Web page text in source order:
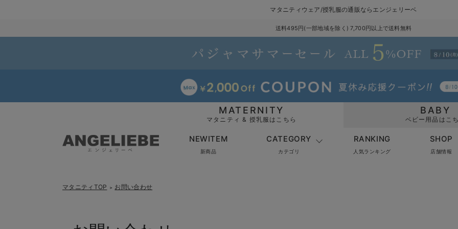
マタニティウェア/授乳服の通販ならエンジェリーベ
送料495円(一部地域を除く) 7,700円以上で送料無料
MATERNITY
マタニティ & 授乳服はこちら
BABY
ベビー用品はこ
NEWITEM
新商品
CATEGORY
カテゴリ
RANKING
人気ランキング
SHOP
店舗情報
マタニティTOP ＞ お問い合わせ